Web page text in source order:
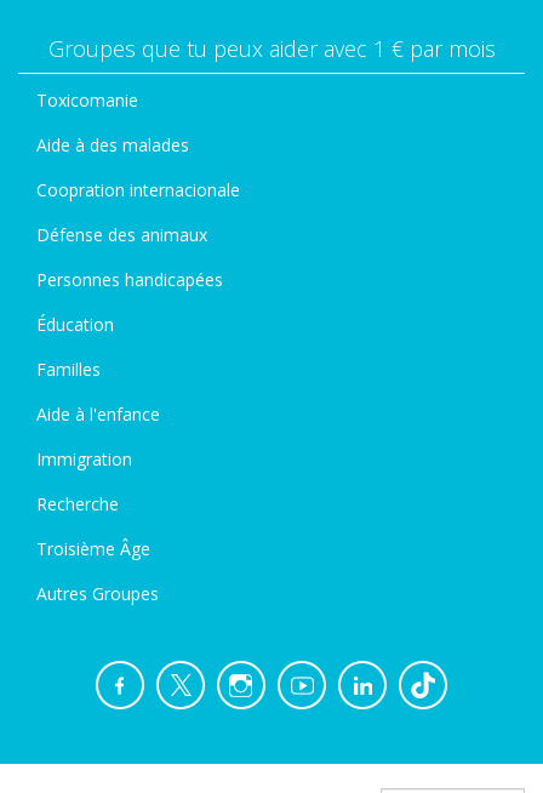
Groupes que tu peux aider avec 1 € par mois
Toxicomanie
Aide à des malades
Coopration internacionale
Défense des animaux
Personnes handicapées
Éducation
Familles
Aide à l'enfance
Immigration
Recherche
Troisième Âge
Autres Groupes